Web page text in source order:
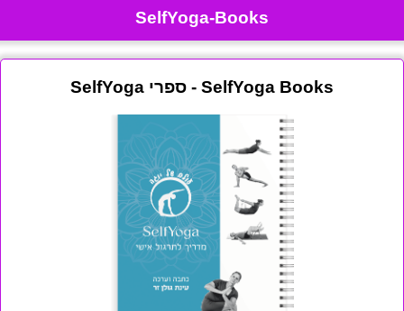
SelfYoga-Books
SelfYoga Books - ספרי SelfYoga